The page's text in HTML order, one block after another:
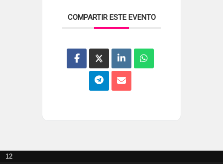
COMPARTIR ESTE EVENTO
12